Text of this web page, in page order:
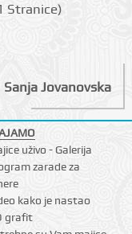
Strаnicе)
Sanja Jovanovska
uživo - Galerija
zarade za
kako je nastao
grafit